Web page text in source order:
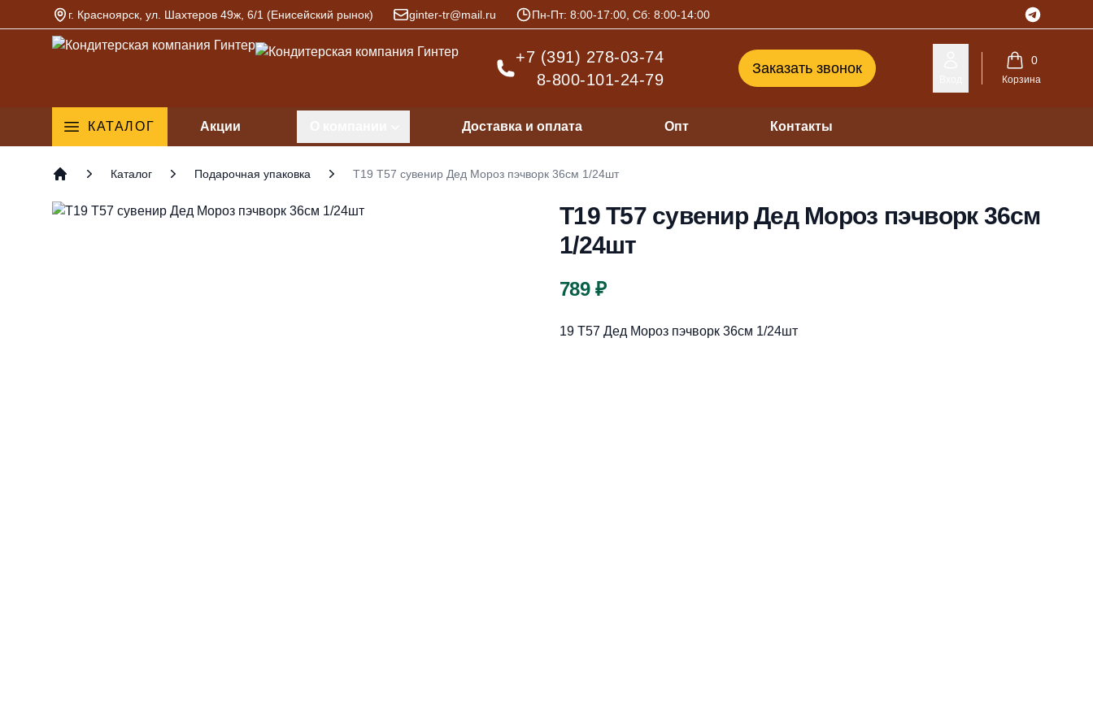
г. Красноярск, ул. Шахтеров 49ж, 6/1 (Енисейский рынок) ginter-tr@mail.ru Пн-Пт: 8:00-17:00, Сб: 8:00-14:00 Telegram
+7 (391) 278-03-74
8-800-101-24-79
Заказать звонок 0
Корзина
КАТАЛОГ Акции Доставка и оплата Опт Контакты
Каталог Подарочная упаковка Т19 Т57 сувенир Дед Мороз пэчворк 36см 1/24шт
Т19 Т57 сувенир Дед Мороз пэчворк 36см
1/24шт
789 ₽
Описание
19 Т57 Дед Мороз пэчворк 36см 1/24шт